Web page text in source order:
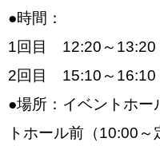
●時間：
1回目 12:20～13:20
2回目 15:10～16:10
●場所：イベントホ
トホール前（10:00～